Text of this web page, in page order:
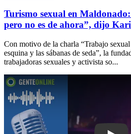
Turismo sexual en
pero no es de ahora”, dijo
Con motivo de la charla “Trabajo
esquina y las sábanas de seda”, la
trabajadoras sexuales y activista so...